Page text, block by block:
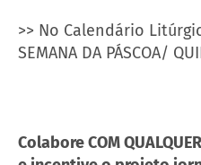
>> No Calendário
SEMANA DA PÁSCOA/
Colabore COM